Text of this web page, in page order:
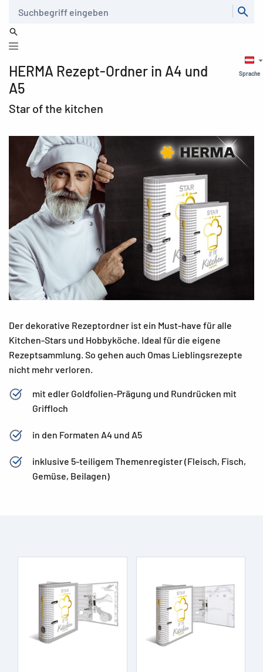
Sprache
HERMA Rezept-Ordner in A4 und
A5
Star of the kitchen
Der dekorative Rezeptordner ist ein Must-have für alle
Kitchen-Stars und Hobbyköche. Ideal für die eigene
Rezeptsammlung. So gehen auch Omas Lieblingsrezepte
nicht mehr verloren.
mit edler Goldfolien-Prägung und Rundrücken mit
Griffloch
in den Formaten A4 und A5
inklusive 5-teiligem Themenregister (Fleisch, Fisch,
Gemüse, Beilagen)